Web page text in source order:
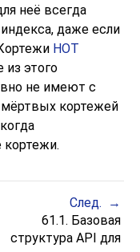
неё всегда
даже если
HOT
из этого
не имеют с
мёртвых кортежей
След.
61.1. Базовая
структура API для